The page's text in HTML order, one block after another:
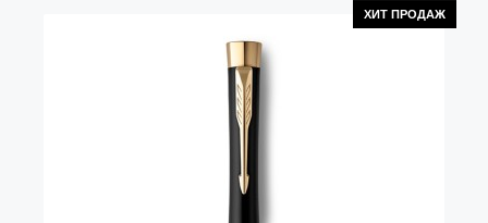
ХИТ ПРОДАЖ
Подарочные сертификаты